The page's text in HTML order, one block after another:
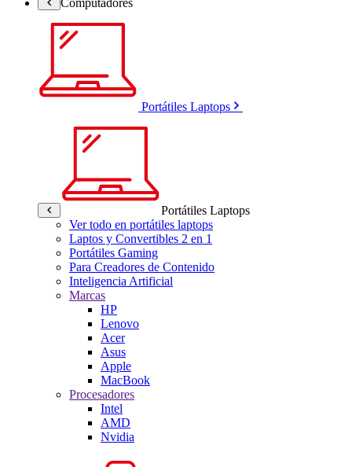
Portátiles Laptops
Portátiles Laptops
Ver todo en portátiles laptops
Laptos y Convertibles 2 en 1
Portátiles Gaming
Para Creadores de Contenido
Inteligencia Artificial
Marcas
HP
Lenovo
Acer
Asus
Apple
MacBook
Procesadores
Intel
AMD
Nvidia